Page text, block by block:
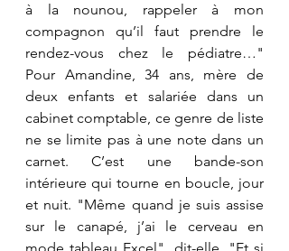
à la nounou, rappeler à mon
compagnon qu’il faut prendre le
rendez-vous chez le pédiatre…"
Pour Amandine, 34 ans, mère de
deux enfants et salariée dans un
cabinet comptable, ce genre de liste
ne se limite pas à une note dans un
carnet. C’est une bande-son
intérieure qui tourne en boucle, jour
et nuit. "Même quand je suis assise
sur le canapé, j’ai le cerveau en